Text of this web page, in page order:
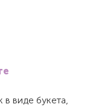
виде букета,